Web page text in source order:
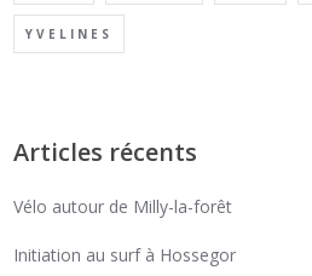
YVELINES
Articles récents
Vélo autour de Milly-la-forêt
Initiation au surf à Hossegor